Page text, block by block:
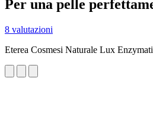
Per una pelle
8 valutazioni
Eterea Cosmesi Naturale Lux